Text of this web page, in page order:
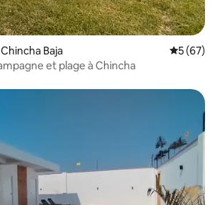
Baja
5 (67)
et plage à Chincha